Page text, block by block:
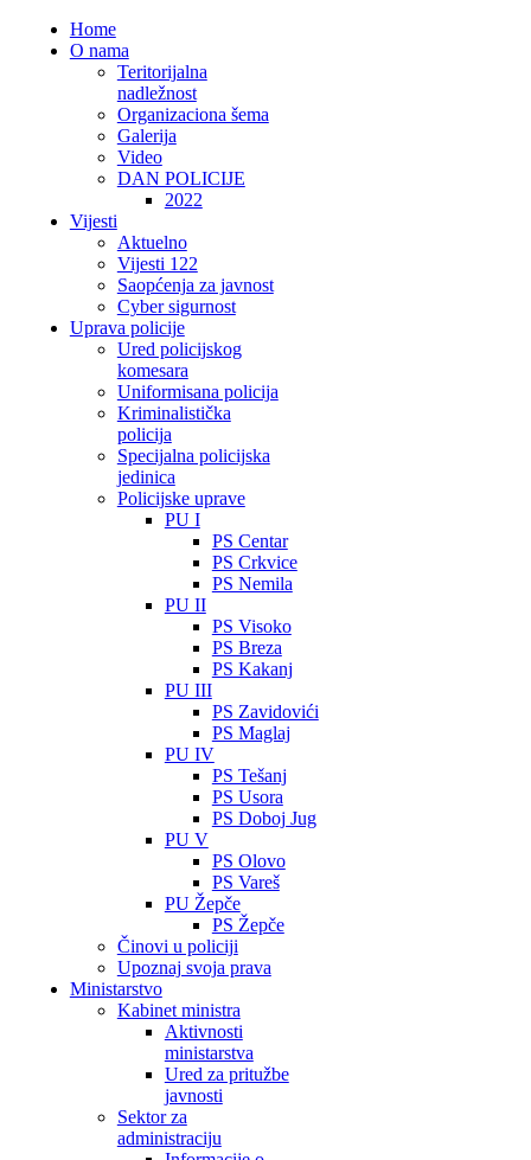
Home
O nama
Teritorijalna
nadležnost
Organizaciona šema
Galerija
Video
DAN POLICIJE
2022
Vijesti
Aktuelno
Vijesti 122
Saopćenja za javnost
Cyber sigurnost
Uprava policije
Ured policijskog
komesara
Uniformisana policija
Kriminalistička
policija
Specijalna policijska
jedinica
Policijske uprave
PU I
PS Centar
PS Crkvice
PS Nemila
PU II
PS Visoko
PS Breza
PS Kakanj
PU III
PS Zavidovići
PS Maglaj
PU IV
PS Tešanj
PS Usora
PS Doboj Jug
PU V
PS Olovo
PS Vareš
PU Žepče
PS Žepče
Činovi u policiji
Upoznaj svoja prava
Ministarstvo
Kabinet ministra
Aktivnosti
ministarstva
Ured za pritužbe
javnosti
Sektor za
administraciju